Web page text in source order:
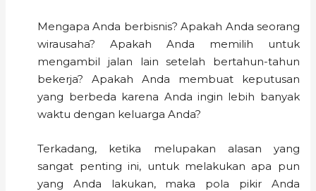
Mengapa Anda berbisnis? Apakah Anda seorang
wirausaha? Apakah Anda memilih untuk
mengambil jalan lain setelah bertahun-tahun
bekerja? Apakah Anda membuat keputusan
yang berbeda karena Anda ingin lebih banyak
waktu dengan keluarga Anda?
Terkadang, ketika melupakan alasan yang
sangat penting ini, untuk melakukan apa pun
yang Anda lakukan, maka pola pikir Anda